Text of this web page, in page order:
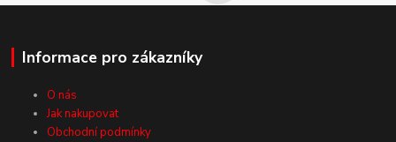
Informace pro zákazníky
O nás
Jak nakupovat
Obchodní podmínky